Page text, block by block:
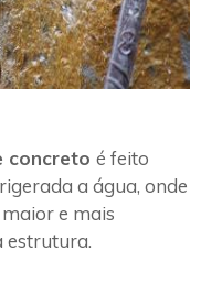
concreto é feito
a água, onde
e mais
estrutura.